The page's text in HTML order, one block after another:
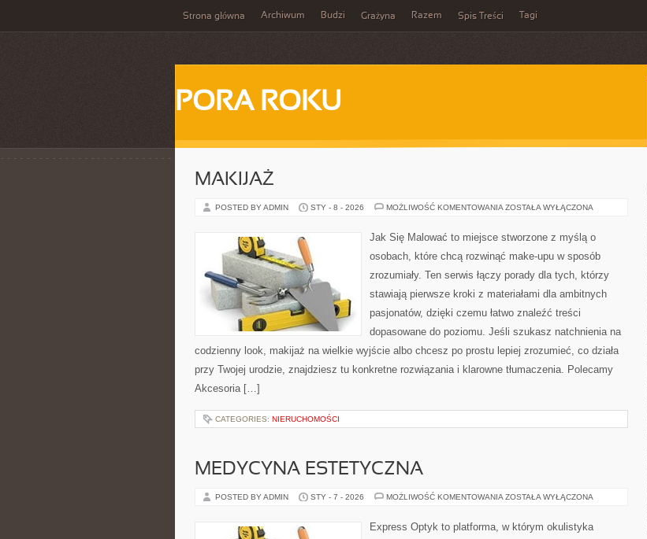
Strona główna Archiwum Budzi Grażyna Razem Spis Treści Tagi
PORA ROKU
MAKIJAŻ
POSTED BY ADMIN STY - 8 - 2026 MOŻLIWOŚĆ KOMENTOWANIA MAKIJAŻ
ZOSTAŁA WYŁĄCZONA
Jak Się Malować to miejsce stworzone z myślą o
osobach, które chcą rozwinąć make-upu w sposób
zrozumiały. Ten serwis łączy porady dla tych, którzy
stawiają pierwsze kroki z materiałami dla ambitnych
pasjonatów, dzięki czemu łatwo znaleźć treści
dopasowane do poziomu. Jeśli szukasz natchnienia na
codzienny look, makijaż na wielkie wyjście albo chcesz po prostu lepiej zrozumieć, co działa
przy Twojej urodzie, znajdziesz tu konkretne rozwiązania i klarowne tłumaczenia. Polecamy
Akcesoria […]
CATEGORIES: NIERUCHOMOŚCI
MEDYCYNA ESTETYCZNA
POSTED BY ADMIN STY - 7 - 2026 MOŻLIWOŚĆ KOMENTOWANIA MEDYCYNA
ZOSTAŁA WYŁĄCZONA
Express Optyk to platforma, w którym okulistyka